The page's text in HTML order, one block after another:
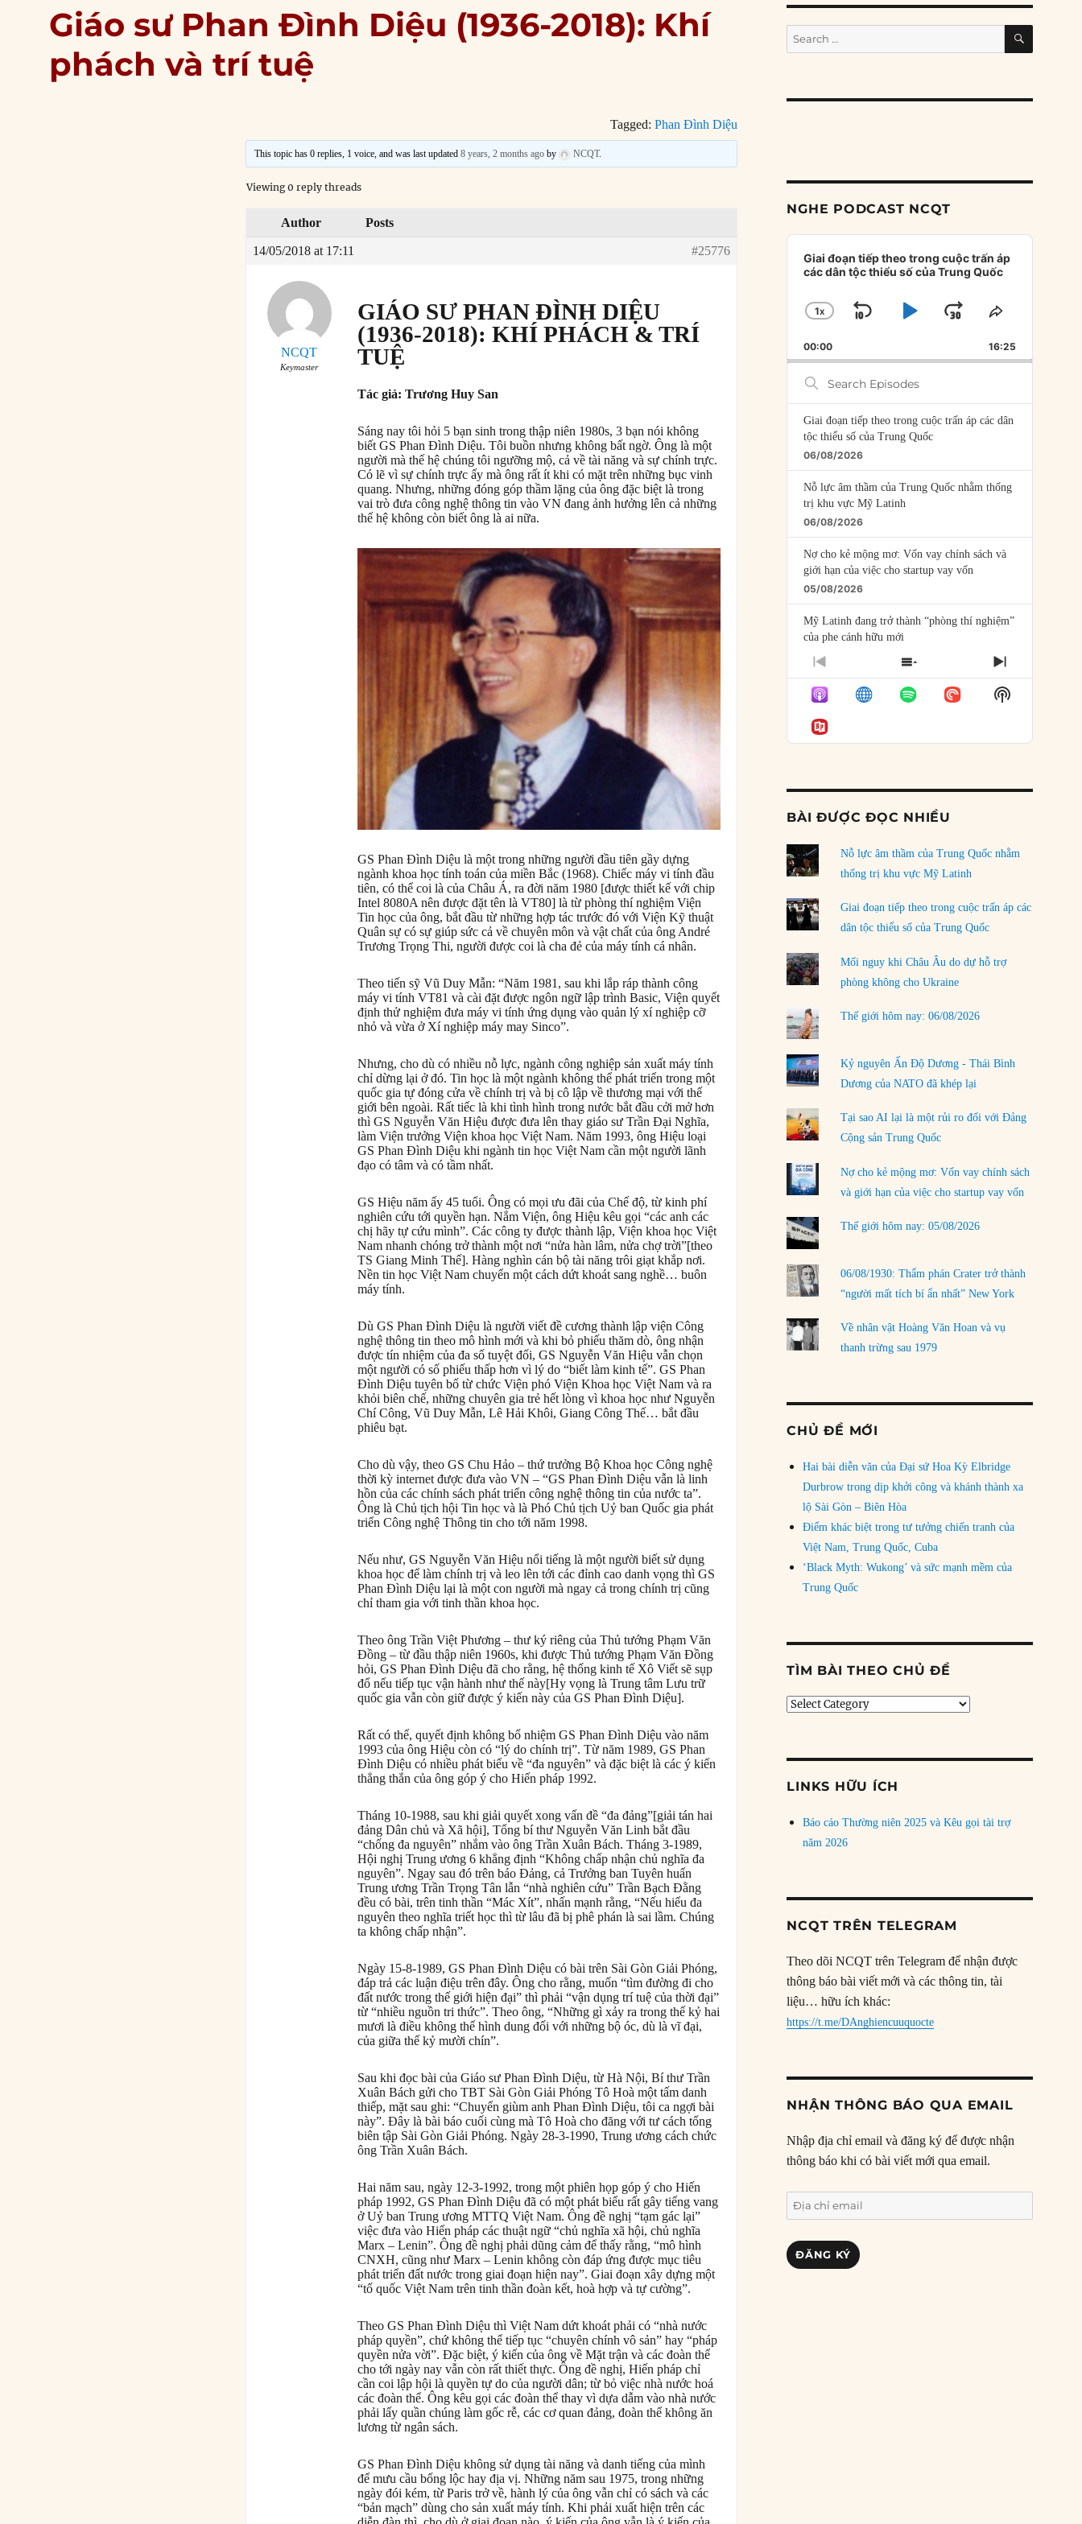
Giáo sư Phan Đình Diệu (1936-2018): Khí
phách và trí tuệ
Tagged:Phan Đình Diệu
This topic has 0 replies, 1 voice, and was last updated 8 years, 2 months agoby NCQT.
Viewing 0 reply threads
Author Posts
14/05/2018 at 17:11 #25776
NCQT
Keymaster
GIÁO SƯ PHAN ĐÌNH DIỆU
(1936-2018): KHÍ PHÁCH & TRÍ
TUỆ
Tác giả: Trương Huy San
Sáng nay tôi hỏi 5 bạn sinh trong thập niên 1980s, 3 bạn nói không
biết GS Phan Đình Diệu. Tôi buồn nhưng không bất ngờ. Ông là một
người mà thế hệ chúng tôi ngưỡng mộ, cả về tài năng và sự chính trực.
Có lẽ vì sự chính trực ấy mà ông rất ít khi có mặt trên những bục vinh
quang. Nhưng, những đóng góp thầm lặng của ông đặc biệt là trong
vai trò đưa công nghệ thông tin vào VN đang ảnh hưởng lên cả những
thế hệ không còn biết ông là ai nữa.
GS Phan Đình Diệu là một trong những người đầu tiên gầy dựng
ngành khoa học tính toán của miền Bắc (1968). Chiếc máy vi tính đầu
tiên, có thể coi là của Châu Á, ra đời năm 1980 [được thiết kế với chip
Intel 8080A nên được đặt tên là VT80] là từ phòng thí nghiệm Viện
Tin học của ông, bắt đầu từ những hợp tác trước đó với Viện Kỹ thuật
Quân sự có sự giúp sức cả về chuyên môn và vật chất của ông André
Trương Trọng Thi, người được coi là cha đẻ của máy tính cá nhân.
Theo tiến sỹ Vũ Duy Mẫn: “Năm 1981, sau khi lắp ráp thành công
máy vi tính VT81 và cài đặt được ngôn ngữ lập trình Basic, Viện quyết
định thử nghiệm đưa máy vi tính ứng dụng vào quản lý xí nghiệp cỡ
nhỏ và vừa ở Xí nghiệp máy may Sinco”.
Nhưng, cho dù có nhiều nỗ lực, ngành công nghiệp sản xuất máy tính
chỉ dừng lại ở đó. Tin học là một ngành không thể phát triển trong một
quốc gia tự đóng cửa về chính trị và bị cô lập về thương mại với thế
giới bên ngoài. Rất tiếc là khi tình hình trong nước bắt đầu cởi mở hơn
thì GS Nguyễn Văn Hiệu được đưa lên thay giáo sư Trần Đại Nghĩa,
làm Viện trưởng Viện khoa học Việt Nam. Năm 1993, ông Hiệu loại
GS Phan Đình Diệu khi ngành tin học Việt Nam cần một người lãnh
đạo có tâm và có tầm nhất.
GS Hiệu năm ấy 45 tuổi. Ông có mọi ưu đãi của Chế độ, từ kinh phí
nghiên cứu tới quyền hạn. Nắm Viện, ông Hiệu kêu gọi “các anh các
chị hãy tự cứu mình”. Các công ty được thành lập, Viện khoa học Việt
Nam nhanh chóng trở thành một nơi “nửa hàn lâm, nửa chợ trời”[theo
TS Giang Minh Thế]. Hàng nghìn cán bộ tài năng trôi giạt khắp nơi.
Nền tin học Việt Nam chuyển một cách dứt khoát sang nghề… buôn
máy tính.
Dù GS Phan Đình Diệu là người viết đề cương thành lập viện Công
nghệ thông tin theo mô hình mới và khi bỏ phiếu thăm dò, ông nhận
được tín nhiệm của đa số tuyệt đối, GS Nguyễn Văn Hiệu vẫn chọn
một người có số phiếu thấp hơn vì lý do “biết làm kinh tế”. GS Phan
Đình Diệu tuyên bố từ chức Viện phó Viện Khoa học Việt Nam và ra
khỏi biên chế, những chuyên gia trẻ hết lòng vì khoa học như Nguyễn
Chí Công, Vũ Duy Mẫn, Lê Hải Khôi, Giang Công Thế… bắt đầu
phiêu bạt.
Cho dù vậy, theo GS Chu Hảo – thứ trưởng Bộ Khoa học Công nghệ
thời kỳ internet được đưa vào VN – “GS Phan Đình Diệu vẫn là linh
hồn của các chính sách phát triển công nghệ thông tin của nước ta”.
Ông là Chủ tịch hội Tin học và là Phó Chủ tịch Uỷ ban Quốc gia phát
triển Công nghệ Thông tin cho tới năm 1998.
Nếu như, GS Nguyễn Văn Hiệu nổi tiếng là một người biết sử dụng
khoa học để làm chính trị và leo lên tới các đỉnh cao danh vọng thì GS
Phan Đình Diệu lại là một con người mà ngay cả trong chính trị cũng
chỉ tham gia với tinh thần khoa học.
Theo ông Trần Việt Phương – thư ký riêng của Thủ tướng Phạm Văn
Đồng – từ đầu thập niên 1960s, khi được Thủ tướng Phạm Văn Đồng
hỏi, GS Phan Đình Diệu đã cho rằng, hệ thống kinh tế Xô Viết sẽ sụp
đổ nếu tiếp tục vận hành như thế này[Hy vọng là Trung tâm Lưu trữ
quốc gia vẫn còn giữ được ý kiến này của GS Phan Đình Diệu].
Rất có thể, quyết định không bổ nhiệm GS Phan Đình Diệu vào năm
1993 của ông Hiệu còn có “lý do chính trị”. Từ năm 1989, GS Phan
Đình Diệu có nhiều phát biểu về “đa nguyên” và đặc biệt là các ý kiến
thẳng thắn của ông góp ý cho Hiến pháp 1992.
Tháng 10-1988, sau khi giải quyết xong vấn đề “đa đảng”[giải tán hai
đảng Dân chủ và Xã hội], Tổng bí thư Nguyễn Văn Linh bắt đầu
“chống đa nguyên” nhắm vào ông Trần Xuân Bách. Tháng 3-1989,
Hội nghị Trung ương 6 khẳng định “Không chấp nhận chủ nghĩa đa
nguyên”. Ngay sau đó trên báo Đảng, cả Trưởng ban Tuyên huấn
Trung ương Trần Trọng Tân lẫn “nhà nghiên cứu” Trần Bạch Đằng
đều có bài, trên tinh thần “Mác Xít”, nhấn mạnh rằng, “Nếu hiểu đa
nguyên theo nghĩa triết học thì từ lâu đã bị phê phán là sai lầm. Chúng
ta không chấp nhận”.
Ngày 15-8-1989, GS Phan Đình Diệu có bài trên Sài Gòn Giải Phóng,
đáp trả các luận điệu trên đây. Ông cho rằng, muốn “tìm đường đi cho
đất nước trong thế giới hiện đại” thì phải “vận dụng trí tuệ của thời đại”
từ “nhiều nguồn tri thức”. Theo ông, “Những gì xảy ra trong thế kỷ hai
mươi là điều không thể hình dung đối với những bộ óc, dù là vĩ đại,
của giữa thế kỷ mười chín”.
Sau khi đọc bài của Giáo sư Phan Đình Diệu, từ Hà Nội, Bí thư Trần
Xuân Bách gửi cho TBT Sài Gòn Giải Phóng Tô Hoà một tấm danh
thiếp, mặt sau ghi: “Chuyển giùm anh Phan Đình Diệu, tôi ca ngợi bài
này”. Đây là bài báo cuối cùng mà Tô Hoà cho đăng với tư cách tổng
biên tập Sài Gòn Giải Phóng. Ngày 28-3-1990, Trung ương cách chức
ông Trần Xuân Bách.
Hai năm sau, ngày 12-3-1992, trong một phiên họp góp ý cho Hiến
pháp 1992, GS Phan Đình Diệu đã có một phát biểu rất gây tiếng vang
ở Uỷ ban Trung ương MTTQ Việt Nam. Ông đề nghị “tạm gác lại”
việc đưa vào Hiến pháp các thuật ngữ “chủ nghĩa xã hội, chủ nghĩa
Marx – Lenin”. Ông đề nghị phải dũng cảm để thấy rằng, “mô hình
CNXH, cũng như Marx – Lenin không còn đáp ứng được mục tiêu
phát triển đất nước trong giai đoạn hiện nay”. Giai đoạn xây dựng một
“tổ quốc Việt Nam trên tinh thần đoàn kết, hoà hợp và tự cường”.
Theo GS Phan Đình Diệu thì Việt Nam dứt khoát phải có “nhà nước
pháp quyền”, chứ không thể tiếp tục “chuyên chính vô sản” hay “pháp
quyền nửa vời”. Đặc biệt, ý kiến của ông về Mặt trận và các đoàn thể
cho tới ngày nay vẫn còn rất thiết thực. Ông đề nghị, Hiến pháp chỉ
cần coi lập hội là quyền tự do của người dân; từ bỏ việc nhà nước hoá
các đoàn thể. Ông kêu gọi các đoàn thể thay vì dựa dẫm vào nhà nước
phải lấy quần chúng làm gốc rễ, các cơ quan đảng, đoàn thể không ăn
lương từ ngân sách.
GS Phan Đình Diệu không sử dụng tài năng và danh tiếng của mình
để mưu cầu bổng lộc hay địa vị. Những năm sau 1975, trong những
ngày đói kém, từ Paris trở về, hành lý của ông vẫn chỉ có sách và các
“bản mạch” dùng cho sản xuất máy tính. Khi phải xuất hiện trên các
Search
for:
SEARCH
NGHE PODCAST NCQT
Audio
Player
Giai đoạn tiếp theo trong cuộc trấn áp
các dân tộc thiểu số của Trung Quốc
CHANGE
RATE
1X
SKIP
BACKWARD
PLAYJUMP
FORWARD
SHARE
EPISODE
00:00 16:25
Search
Episodes
Giai đoạn tiếp theo trong cuộc trấn áp các dân
tộc thiểu số của Trung Quốc
06/08/2026
Nỗ lực âm thầm của Trung Quốc nhằm thống
trị khu vực Mỹ Latinh
06/08/2026
Nợ cho kẻ mộng mơ: Vốn vay chính sách và
giới hạn của việc cho startup vay vốn
05/08/2026
Mỹ Latinh đang trở thành “phòng thí nghiệm”
của phe cánh hữu mới
04/08/2026
Tại sao Trung Quốc phủ nhận cuộc gặp với
Ngoại trưởng Nhật Bản?
04/08/2026
03/08/2026
Đặt cược vào thất bại: Các quỹ đầu tư mạo
rủi ro
02/08/2026
Làm thế nào để kết thúc Chiến tranh Iran?
01/08/2026
Chiến lược kế tiếp của Bắc Kinh ở Biển Đông
31/07/2026
Trật tự thế giới mới: Các nước nhỏ sẽ luôn
phải chịu đựng?
30/07/2026
LOAD MORE
PREVIOUS
EPISODE
SHOW
EPISODES
LIST
NEXT
EPISODE
Show
Podcast
BÀI ĐƯỢC ĐỌC NHIỀU
Nỗ lực âm thầm của Trung Quốc nhằm
thống trị khu vực Mỹ Latinh
Giai đoạn tiếp theo trong cuộc trấn áp các
dân tộc thiểu số của Trung Quốc
Mối nguy khi Châu Âu do dự hỗ trợ
phòng không cho Ukraine
Thế giới hôm nay: 06/08/2026
Kỷ nguyên Ấn Độ Dương - Thái Bình
Dương của NATO đã khép lại
Tại sao AI lại là một rủi ro đối với Đảng
Cộng sản Trung Quốc
Nợ cho kẻ mộng mơ: Vốn vay chính sách
và giới hạn của việc cho startup vay vốn
Thế giới hôm nay: 05/08/2026
06/08/1930: Thẩm phán Crater trở thành
“người mất tích bí ẩn nhất” New York
Về nhân vật Hoàng Văn Hoan và vụ
thanh trừng sau 1979
CHỦ ĐỀ MỚI
Hai bài diễn văn của Đại sứ Hoa Kỳ Elbridge
Durbrow trong dịp khởi công và khánh thành xa
lộ Sài Gòn – Biên Hòa
Điểm khác biệt trong tư tưởng chiến tranh của
Việt Nam, Trung Quốc, Cuba
‘Black Myth: Wukong’ và sức mạnh mềm của
Trung Quốc
TÌM BÀI THEO CHỦ ĐỀ
Tìm
LINKS HỮU ÍCH
Báo cáo Thường niên 2025 và Kêu gọi tài trợ
năm 2026
NCQT TRÊN TELEGRAM
Theo dõi NCQT trên Telegram để nhận được
thông báo bài viết mới và các thông tin, tài
liệu… hữu ích khác:
https://t.me/DAnghiencuuquocte
NHẬN THÔNG BÁO QUA EMAIL
Nhập địa chỉ email và đăng ký để được nhận
thông báo khi có bài viết mới qua email.
Địa
chỉ
email
ĐĂNG KÝ